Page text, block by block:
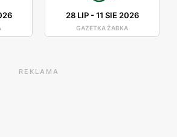
28 LIP-11 SIE 2026
GAZETKA ŻABKA
REKLAMA